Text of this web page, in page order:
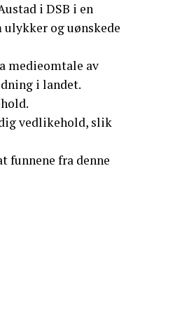
i DSB i en
og uønskede
medieomtale av
i landet.
vedlikehold, slik
funnene fra denne